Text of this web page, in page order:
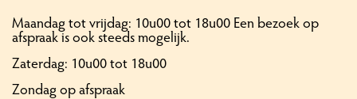
Maandag tot vrijdag: 10u00 tot 18u00 Een bezoek op
afspraak is ook steeds mogelijk.
Zaterdag: 10u00 tot 18u00
Zondag op afspraak